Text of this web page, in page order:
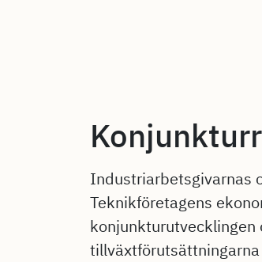
Industriarbetsgivarnas
Teknikföretagens
konjunkturutvecklingen